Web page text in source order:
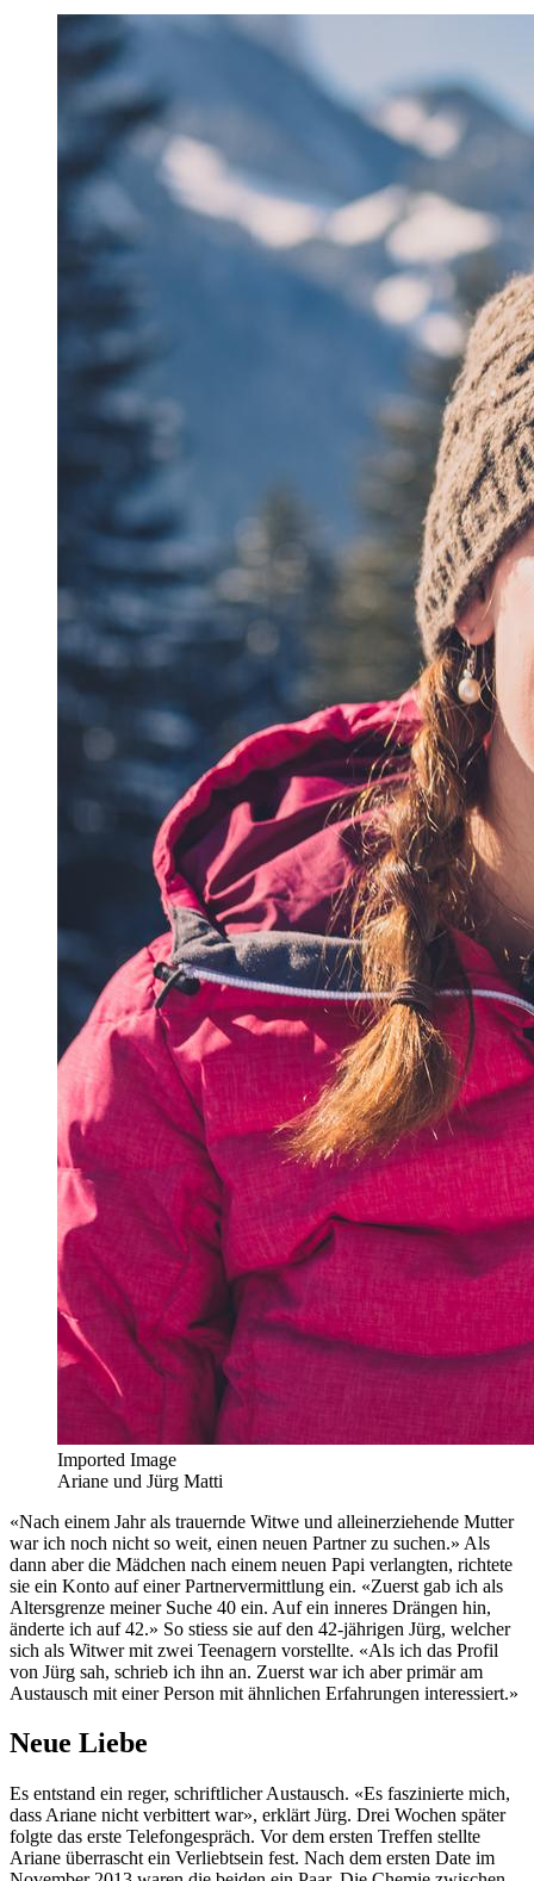
Imported Image
Ariane und Jürg Matti
«Nach einem Jahr als trauernde Witwe und alleinerziehende Mutter
war ich noch nicht so weit, einen neuen Partner zu suchen.» Als
dann aber die Mädchen nach einem neuen Papi verlangten, richtete
sie ein Konto auf einer Partnervermittlung ein. «Zuerst gab ich als
Altersgrenze meiner Suche 40 ein. Auf ein inneres Drängen hin,
änderte ich auf 42.» So stiess sie auf den 42-jährigen Jürg, welcher
sich als Witwer mit zwei Teenagern vorstellte. «Als ich das Profil
von Jürg sah, schrieb ich ihn an. Zuerst war ich aber primär am
Austausch mit einer Person mit ähnlichen Erfahrungen interessiert.»
Neue Liebe
Es entstand ein reger, schriftlicher Austausch. «Es faszinierte mich,
dass Ariane nicht verbittert war», erklärt Jürg. Drei Wochen später
folgte das erste Telefongespräch. Vor dem ersten Treffen stellte
Ariane überrascht ein Verliebtsein fest. Nach dem ersten Date im